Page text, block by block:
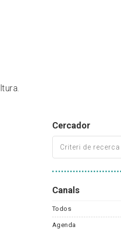
Cercador
Canals
Todos
Agenda